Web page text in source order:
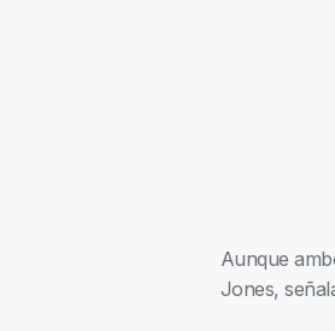
Aunque
Jones,